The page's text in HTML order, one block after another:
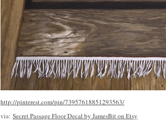
http://pinterest.com/pin/73957618851293563/
via: Secret Passage Floor Decal by JamesBit on Etsy